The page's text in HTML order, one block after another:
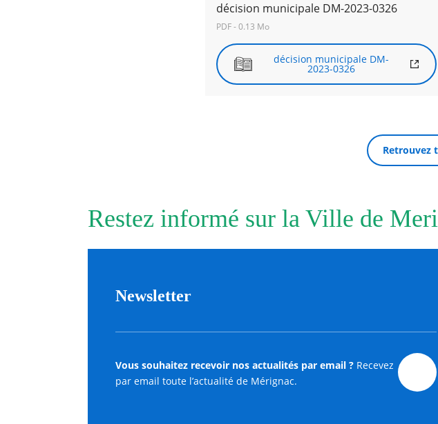
décision municipale DM-2023-0326
PDF - 0.13 Mo
décision municipale DM-
2023-0326
Retrouvez
Restez informé sur la Ville de
Newsletter
Vous souhaitez recevoir nos actualités par email ?Recevez
par email toute l’actualité de Mérignac.